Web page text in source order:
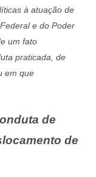
à atuação de
e do Poder
um fato
praticada, de
em que
de
de